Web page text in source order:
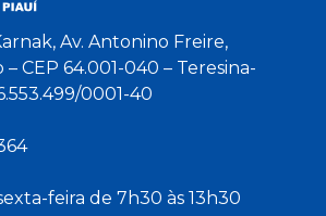
Av. Antonino Freire,
– CEP 64.001-040 – Teresina-
0001-40
feira de 7h30 às 13h30